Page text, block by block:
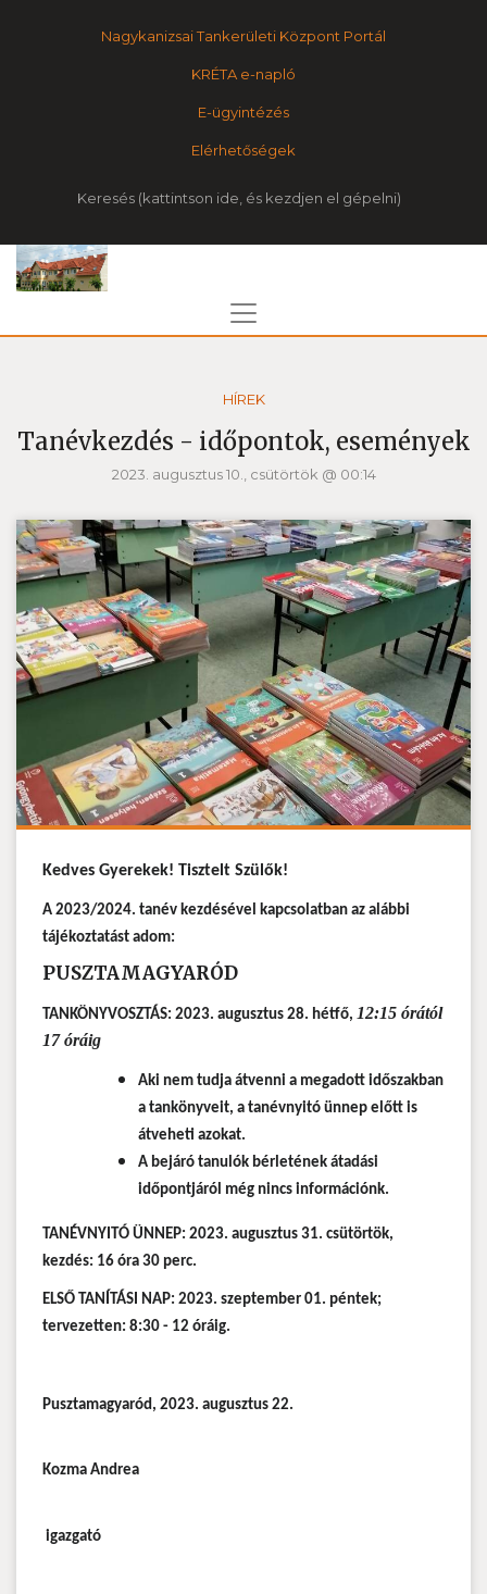
Nagykanizsai Tankerületi Központ Portál
KRÉTA e-napló
E-ügyintézés
Elérhetőségek
Keresés
HÍREK
Tanévkezdés - időpontok, események
2023. augusztus 10., csütörtök @ 00:14
Kedves Gyerekek! Tisztelt Szülők!
A 2023/2024. tanév kezdésével kapcsolatban az alábbi
tájékoztatást adom:
PUSZTAMAGYARÓD
TANKÖNYVOSZTÁS: 2023. augusztus 28. hétfő, 12:15 órától
17 óráig
Aki nem tudja átvenni a megadott időszakban
a tankönyveit, a tanévnyitó ünnep előtt is
átveheti azokat.
A bejáró tanulók bérletének átadási
időpontjáról még nincs információnk.
TANÉVNYITÓ ÜNNEP: 2023. augusztus 31. csütörtök,
kezdés: 16 óra 30 perc.
ELSŐ TANÍTÁSI NAP: 2023. szeptember 01. péntek;
tervezetten: 8:30 - 12 óráig.
Pusztamagyaród, 2023. augusztus 22.
Kozma Andrea
igazgató